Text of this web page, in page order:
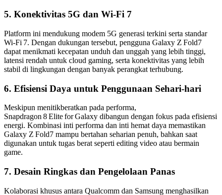
5. Konektivitas 5G dan Wi‑Fi 7
Platform ini mendukung modem 5G generasi terkini serta standar
Wi‑Fi 7. Dengan dukungan tersebut, pengguna Galaxy Z Fold7
dapat menikmati kecepatan unduh dan unggah yang lebih tinggi,
latensi rendah untuk cloud gaming, serta konektivitas yang lebih
stabil di lingkungan dengan banyak perangkat terhubung.
6. Efisiensi Daya untuk Penggunaan Sehari‑hari
Meskipun menitikberatkan pada performa,
Snapdragon 8 Elite for Galaxy dibangun dengan fokus pada efisiensi
energi. Kombinasi inti performa dan inti hemat daya memastikan
Galaxy Z Fold7 mampu bertahan seharian penuh, bahkan saat
digunakan untuk tugas berat seperti editing video atau bermain
game.
7. Desain Ringkas dan Pengelolaan Panas
Kolaborasi khusus antara Qualcomm dan Samsung menghasilkan